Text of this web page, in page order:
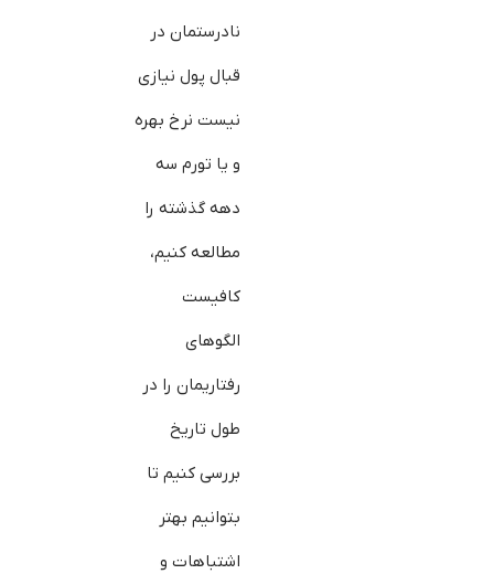
نادرستمان در
قبال پول نیازی
نیست نرخ بهره
و یا تورم سه
دهه گذشته را
مطالعه کنیم،
کافی‎ست
الگوهای
رفتاریمان را در
طول تاریخ
بررسی کنیم تا
بتوانیم بهتر
اشتباهات و